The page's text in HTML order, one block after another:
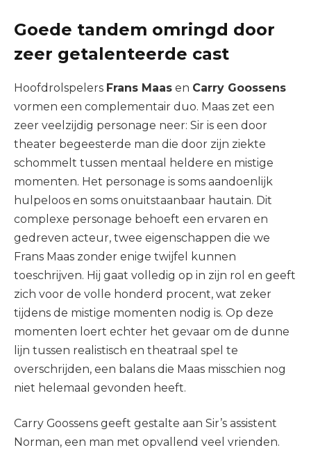
Goede tandem omringd door
zeer getalenteerde cast
Hoofdrolspelers Frans Maas en Carry Goossens
vormen een complementair duo. Maas zet een
zeer veelzijdig personage neer: Sir is een door
theater begeesterde man die door zijn ziekte
schommelt tussen mentaal heldere en mistige
momenten. Het personage is soms aandoenlijk
hulpeloos en soms onuitstaanbaar hautain. Dit
complexe personage behoeft een ervaren en
gedreven acteur, twee eigenschappen die we
Frans Maas zonder enige twijfel kunnen
toeschrijven. Hij gaat volledig op in zijn rol en geeft
zich voor de volle honderd procent, wat zeker
tijdens de mistige momenten nodig is. Op deze
momenten loert echter het gevaar om de dunne
lijn tussen realistisch en theatraal spel te
overschrijden, een balans die Maas misschien nog
niet helemaal gevonden heeft.
Carry Goossens geeft gestalte aan Sir’s assistent
Norman, een man met opvallend veel vrienden.